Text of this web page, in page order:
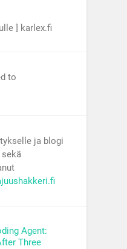
] karlex.fi
to
ja blogi
Agent:
Three